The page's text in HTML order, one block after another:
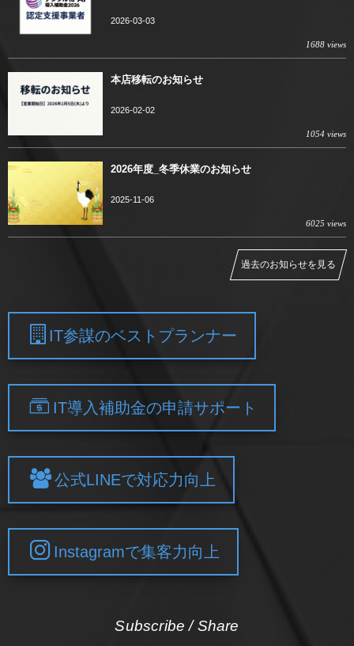
2026-03-03
1688 views
本店移転のお知らせ
2026-02-02
1054 views
2026年度_冬季休業のお知らせ
2025-11-06
6025 views
過去のお知らせを見る
IT参謀のベストプランナー
IT導入補助金の申請サポート
公式LINEで対応力向上
Instagramで集客力向上
Subscribe / Share